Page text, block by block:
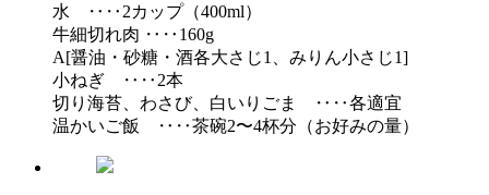
水 ‥‥2カップ（400ml）
牛細切れ肉 ‥‥160g
A[醤油・砂糖・酒各大さじ1、みりん小さじ1]
小ねぎ ‥‥2本
切り海苔、わさび、白いりごま ‥‥各適宜
温かいご飯 ‥‥茶碗2〜4杯分（お好みの量）